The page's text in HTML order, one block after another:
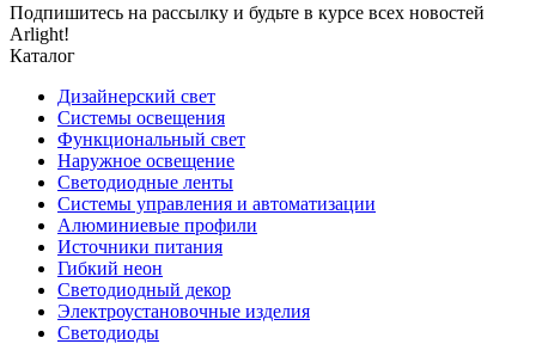
Подпишитесь на рассылку и будьте в курсе всех новостей
Arlight!
Каталог
Дизайнерский свет
Системы освещения
Функциональный свет
Наружное освещение
Светодиодные ленты
Системы управления и автоматизации
Алюминиевые профили
Источники питания
Гибкий неон
Светодиодный декор
Электроустановочные изделия
Светодиоды